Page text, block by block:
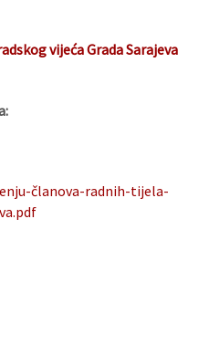
vijeća Grada Sarajeva
članova-radnih-tijela-